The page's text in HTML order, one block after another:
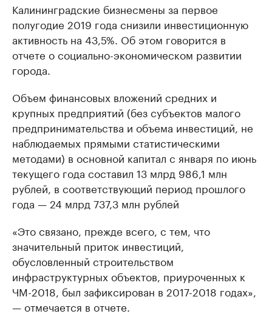
Калининградские бизнесмены за первое
полугодие 2019 года снизили инвестиционную
активность на 43,5%. Об этом говорится в
отчете о социально-экономическом развитии
города.
Объем финансовых вложений средних и
крупных предприятий (без субъектов малого
предпринимательства и объема инвестиций, не
наблюдаемых прямыми статистическими
методами) в основной капитал с января по июнь
текущего года составил 13 млрд 986,1 млн
рублей, в соответствующий период прошлого
года — 24 млрд 737,3 млн рублей
«Это связано, прежде всего, с тем, что
значительный приток инвестиций,
обусловленный строительством
инфраструктурных объектов, приуроченных к
ЧМ-2018, был зафиксирован в 2017-2018 годах»,
— отмечается в отчете.